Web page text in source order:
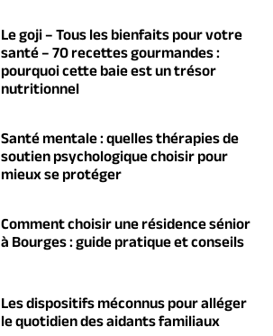
Le goji – Tous les bienfaits pour votre
santé – 70 recettes gourmandes :
pourquoi cette baie est un trésor
nutritionnel
Santé mentale : quelles thérapies de
soutien psychologique choisir pour
mieux se protéger
Comment choisir une résidence sénior
à Bourges : guide pratique et conseils
Les dispositifs méconnus pour alléger
le quotidien des aidants familiaux